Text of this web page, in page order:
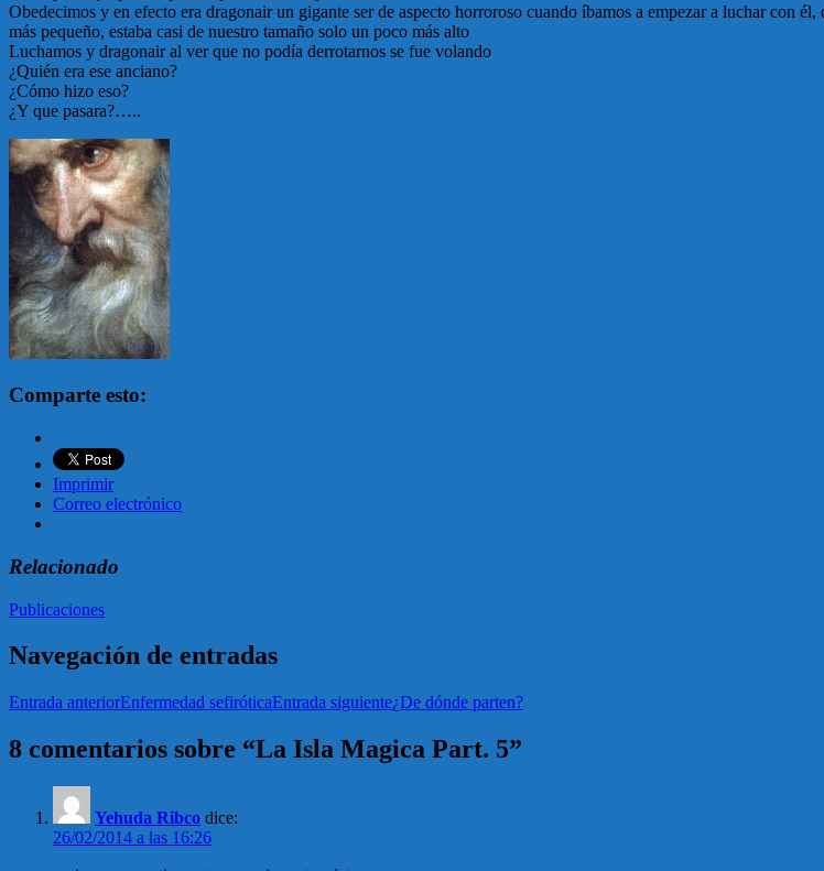
Obedecimos y en efecto era dragonair un gigante ser de aspecto horroroso cuando íbamos a empezar a luchar con
más pequeño, estaba casi de nuestro tamaño solo un poco más alto
Luchamos y dragonair al ver que no podía derrotarnos se fue volando
¿Quién era ese anciano?
¿Cómo hizo eso?
¿Y que pasara?…..
Comparte esto:
Imprimir
Correo electrónico
Relacionado
Publicaciones
Navegación de entradas
Entrada anteriorEnfermedad sefiróticaEntrada siguiente¿De dónde parten?
8 comentarios sobre “La Isla Magica Part. 5”
Yehuda Ribco dice:
26/02/2014 a las 16:26